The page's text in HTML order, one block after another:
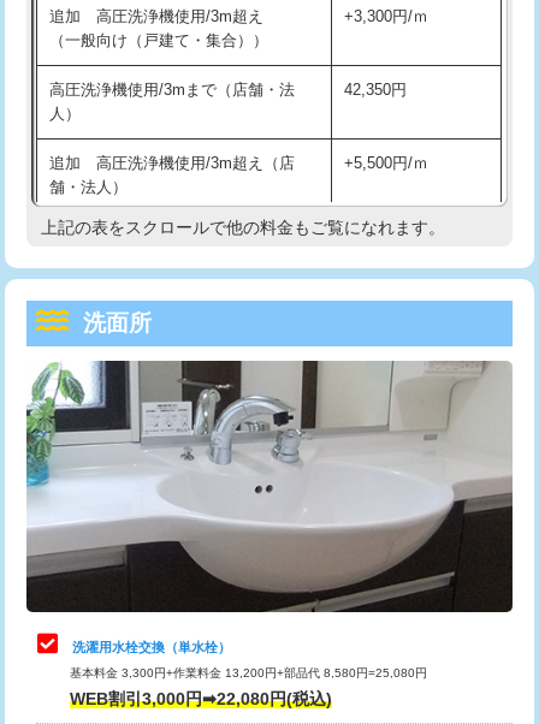
マス交換（深さ50㎝以上） 66,000円
コンクリート斫り（厚さ10㎝まで） 27,500円
コンクリート斫り（厚さ10㎝超え）
モルタル補修（厚さ10㎝まで）
モルタル補修（厚さ10㎝超え） 38,500円
洗面台設置 38,500円
追加人工
廃棄・処分 現場見積
※給水管工事は20mmまでの価格です。
持込商品取付（混合水栓） 16,500円
給水管工事※（ホール加工)
給水管工事※（バンド止め) 3,300円
給水管工事※（支持金具設置) 5,500円
給水管工事※（保温材使用（バンド止
め込み）)
5,500円
給水管工事※（土の掘削・埋め戻し作
業)
11,000円
給水管工事※（塩ビ管（VP・HI）使
用/3ｍまで)
33,000円
給水管工事※（塩ビ管（VP・HI）使
用（追加）/3ｍ超え)
給水管工事※（ライニング鋼管・銅
管・ポリ管・HT管使用/3ｍまで)
44,000円
給水管工事※（ライニング鋼管・銅
管・ポリ管・HT管使用/3ｍ超え)
排水管工事（土の掘削・埋め戻し作
追加 高圧洗浄機使用/3m超え
（一般向け（戸建て・集合））
+3,300円/ｍ
高圧洗浄機使用/3mまで（店舗・法
人）
42,350円
追加 高圧洗浄機使用/3m超え（店
舗・法人）
+5,500円/ｍ
高度高圧洗浄換 現地調査
トーラー機使用/3mまで
追加トーラー機使用/3m超え +3,300円
カメラ調査 33,000円
桝清掃
止水・漏水調査・防水処理・清掃・修
理・調整・分解・加工など（軽作業）
11,000円
止水・漏水調査・防水処理・清掃・修
理・調整・分解・加工など（中作業）
22,000円
止水・漏水調査・防水処理・清掃・修
理・調整・分解・加工など（重作業）
33,000円
上記の表をスクロールで他の料金もご覧になれます。
洗面所
洗濯用水栓交換（単水栓）
基本料金 3,300円+作業料金 13,200円+部品代 8,580円=25,080円
WEB割引3,000円➡22,080円(税込)